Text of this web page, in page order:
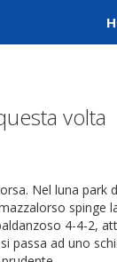
volta
Nel luna park
spinge
4-4-2,
passa ad uno